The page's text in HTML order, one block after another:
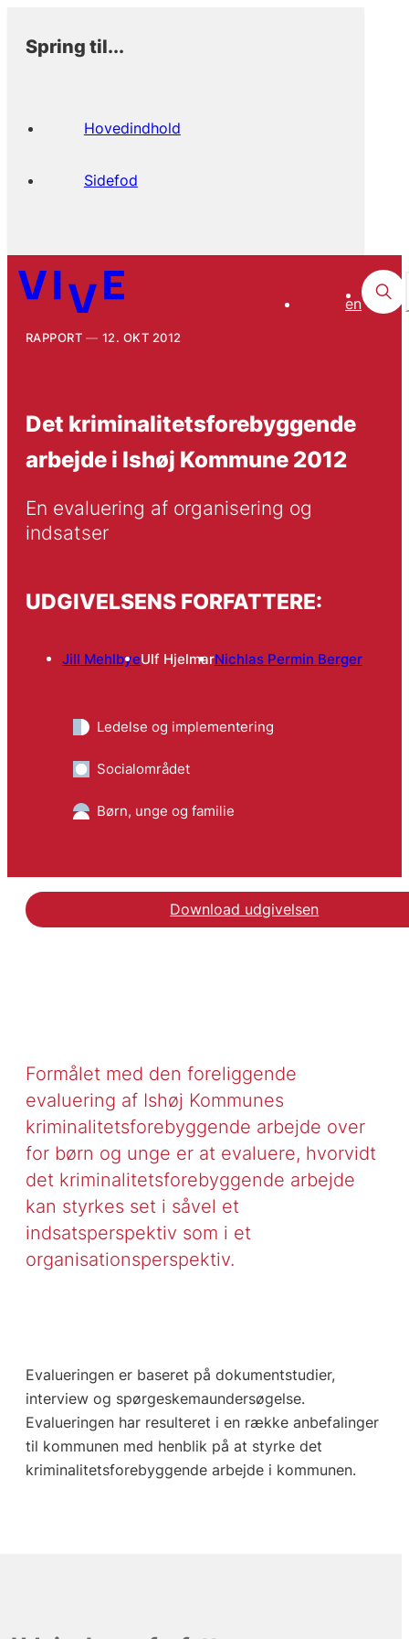
Spring til...
Hovedindhold
Sidefod
en
RAPPORT 12. OKT 2012
Det kriminalitetsforebyggende
arbejde i Ishøj Kommune 2012
En evaluering af organisering og
indsatser
UDGIVELSENS FORFATTERE:
Jill MehlbyeUlf HjelmarNichlas Permin Berger
Ledelse og implementering
Socialområdet
Børn, unge og familie
Download udgivelsen
Formålet med den foreliggende
evaluering af Ishøj Kommunes
kriminalitetsforebyggende arbejde over
for børn og unge er at evaluere, hvorvidt
det kriminalitetsforebyggende arbejde
kan styrkes set i såvel et
indsatsperspektiv som i et
organisationsperspektiv.
Evalueringen er baseret på dokumentstudier,
interview og spørgeskemaundersøgelse.
Evalueringen har resulteret i en række anbefalinger
til kommunen med henblik på at styrke det
kriminalitetsforebyggende arbejde i kommunen.